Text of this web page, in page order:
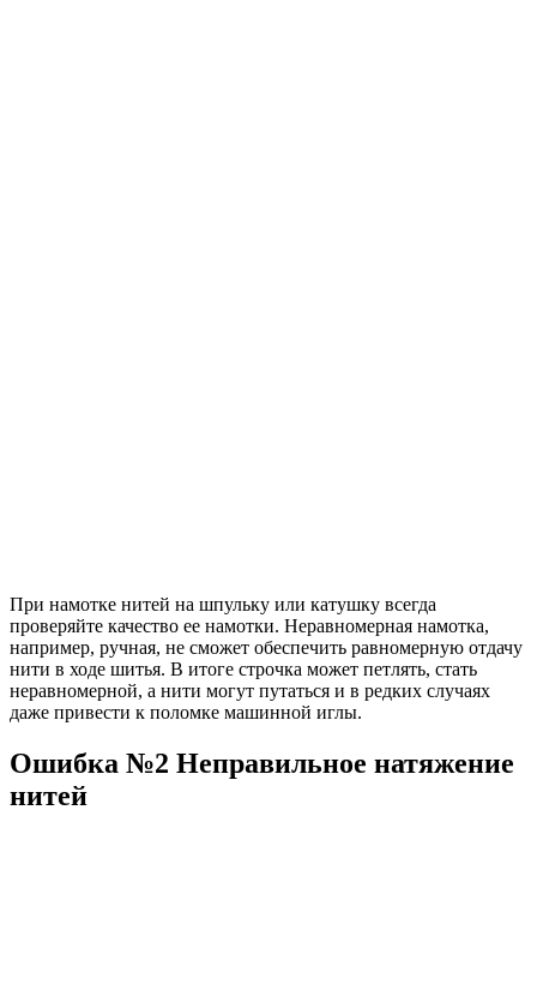
При намотке нитей на шпульку или катушку всегда
проверяйте качество ее намотки. Неравномерная намотка,
например, ручная, не сможет обеспечить равномерную отдачу
нити в ходе шитья. В итоге строчка может петлять, стать
неравномерной, а нити могут путаться и в редких случаях
даже привести к поломке машинной иглы.
Ошибка №2 Неправильное натяжение
нитей